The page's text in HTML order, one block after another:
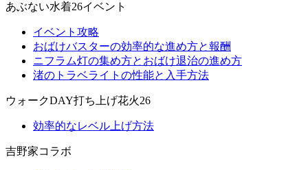
あぶない水着26イベント
イベント攻略
おばけバスターの効率的な進め方と報酬
ニフラム灯の集め方とおばけ退治の進め方
渚のトラベライトの性能と入手方法
ウォークDAY打ち上げ花火26
効率的なレベル上げ方法
吉野家コラボ